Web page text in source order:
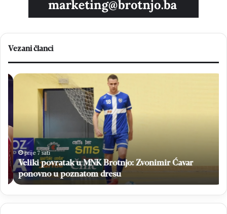
Vezani članci
Veliki
Zvonimir
Ćavar
ponovno
u
poznatom
dresu
prije 7 sati
Veliki povratak u MNK Brotnjo: Zvonimir Ćavar
ponovno u poznatom dresu
i
14